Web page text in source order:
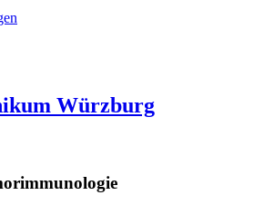
Würzburg